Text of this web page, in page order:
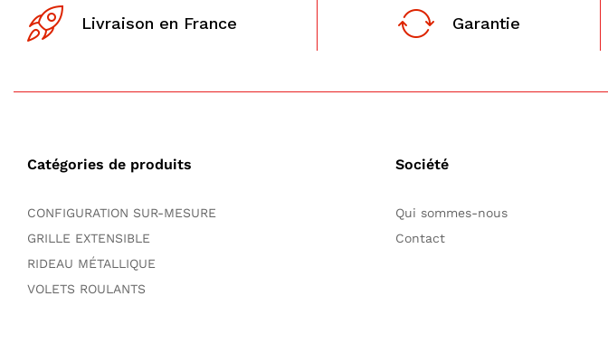
Livraison en France Garantie
Catégories de produits
CONFIGURATION SUR-MESURE
GRILLE EXTENSIBLE
RIDEAU MÉTALLIQUE
VOLETS ROULANTS
Société
Qui sommes-nous
Contact